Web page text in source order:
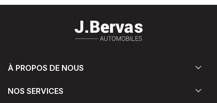
À PROPOS DE NOUS
NOS SERVICES